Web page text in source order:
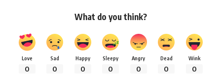
What do you think?
Love
0
Sad
0
Happy
0
Sleepy
0
Angry
0
Dead
0
Wink
0